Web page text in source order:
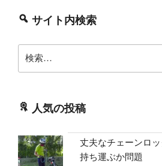
サイト内検索
索:
人気の投稿
丈夫なチェーンロ
持ち運ぶか問題